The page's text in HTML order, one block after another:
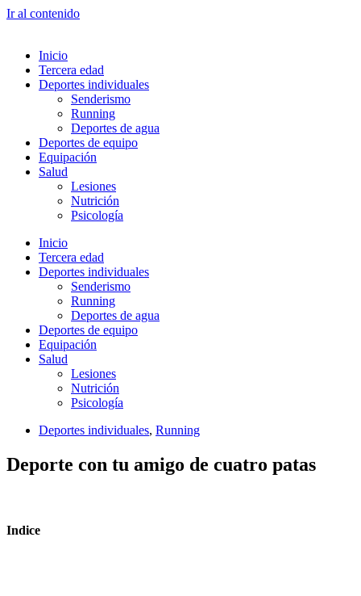
Ir al contenido
Inicio
Tercera edad
Deportes individuales
Senderismo
Running
Deportes de agua
Deportes de equipo
Equipación
Salud
Lesiones
Nutrición
Psicología
Inicio
Tercera edad
Deportes individuales
Senderismo
Running
Deportes de agua
Deportes de equipo
Equipación
Salud
Lesiones
Nutrición
Psicología
Deportes individuales, Running
Deporte con tu amigo de cuatro patas
Indice